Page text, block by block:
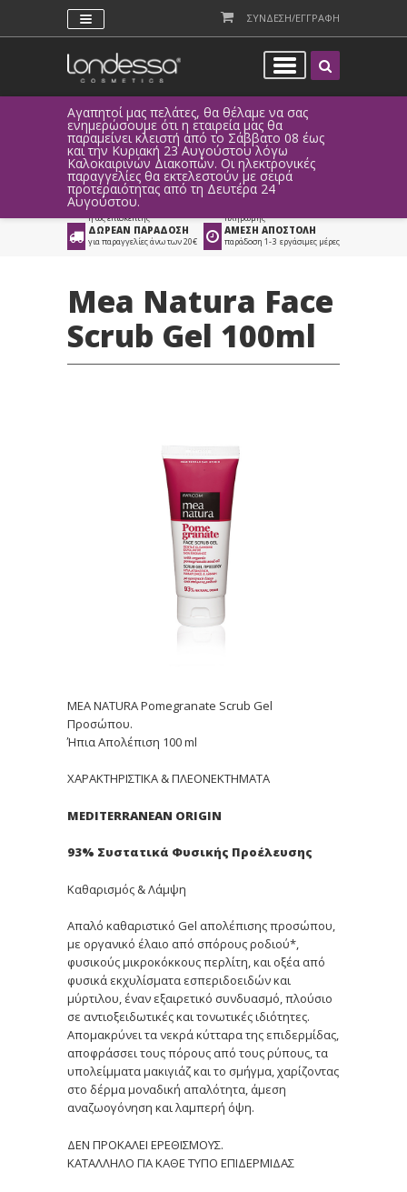
ΣΥΝΔΕΣΗ/ΕΓΓΡΑΦΗ
Αγαπητοί μας πελάτες, θα θέλαμε να σας
ενημερώσουμε ότι η εταιρεία μας θα
παραμείνει κλειστή από το Σάββατο 08 έως
και την Κυριακή 23 Αυγούστου λόγω
Καλοκαιρινών Διακοπών. Οι ηλεκτρονικές
παραγγελίες θα εκτελεστούν με σειρά
προτεραιότητας από τη Δευτέρα 24
Αυγούστου.
Προϊόντα > Είδη Αισθητικής
>
Προϊόντα Περιποίησης
> Προσώπου
ΑΜΕΣΗ ΣΥΝΔΕΣΗ
Facebook, Gmail
ή ως επισκέπτης
ΕΥΚΟΛΕΣ ΑΓΟΡΕΣ
πληρωμής
ΔΩΡΕΑΝ ΠΑΡΑΔΟΣΗ
για παραγγελίες άνω των 20€
ΑΜΕΣΗ ΑΠΟΣΤΟΛΗ
παράδοση 1-3 εργάσιμες μέρες
Mea Natura Face
Scrub Gel 100ml
MEA NATURA Pomegranate Scrub Gel
Προσώπου.
Ήπια Απολέπιση 100 ml
ΧΑΡΑΚΤΗΡΙΣΤΙΚΑ & ΠΛΕΟΝΕΚΤΗΜΑΤΑ
MEDITERRANEAN ORIGIN
93% Συστατικά Φυσικής Προέλευσης
Καθαρισμός & Λάμψη
Απαλό καθαριστικό Gel απολέπισης προσώπου,
με οργανικό έλαιο από σπόρους ροδιού*,
φυσικούς μικροκόκκους περλίτη, και οξέα από
φυσικά εκχυλίσματα εσπεριδοειδών και
μύρτιλου, έναν εξαιρετικό συνδυασμό, πλούσιο
σε αντιοξειδωτικές και τονωτικές ιδιότητες.
Απομακρύνει τα νεκρά κύτταρα της επιδερμίδας,
αποφράσσει τους πόρους από τους ρύπους, τα
υπολείμματα μακιγιάζ και το σμήγμα, χαρίζοντας
στο δέρμα μοναδική απαλότητα, άμεση
αναζωογόνηση και λαμπερή όψη.
ΔΕΝ ΠΡΟΚΑΛΕΙ ΕΡΕΘΙΣΜΟΥΣ.
ΚΑΤΑΛΛΗΛΟ ΓΙΑ ΚΑΘΕ ΤΥΠΟ ΕΠΙΔΕΡΜΙΔΑΣ